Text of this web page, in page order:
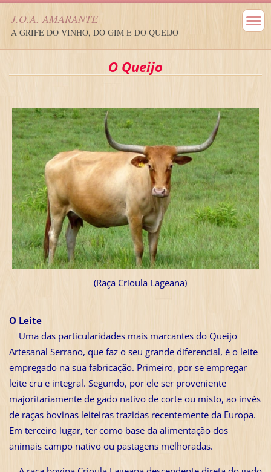
J.O.A. AMARANTE
A GRIFE DO VINHO, DO GIM E DO QUEIJO
O Queijo
(Raça Crioula Lageana)
O Leite
Uma das particularidades mais marcantes do Queijo
Artesanal Serrano, que faz o seu grande diferencial, é o leite
empregado na sua fabricação. Primeiro, por se empregar
leite cru e integral. Segundo, por ele ser proveniente
majoritariamente de gado nativo de corte ou misto, ao invés
de raças bovinas leiteiras trazidas recentemente da Europa.
Em terceiro lugar, ter como base da alimentação dos
animais campo nativo ou pastagens melhoradas.